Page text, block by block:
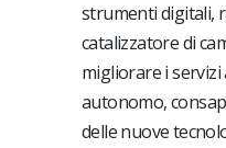
strumenti digitali,
catalizzatore di
migliorare i servizi
autonomo,
delle nuove